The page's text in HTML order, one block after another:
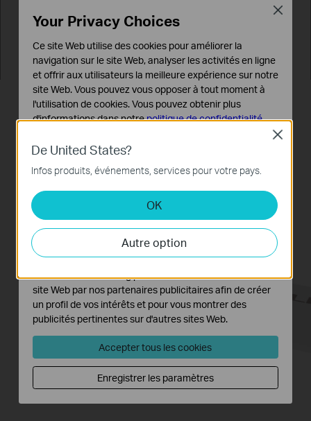
durabilité par rapport aux câbles sans certification
d'Apple MFi.
De United States?
Infos produits, événements, services pour votre pays.
OK
Autre option
Close
Your Privacy Choices
Ce site Web utilise des cookies pour améliorer la
navigation sur le site Web, analyser les activités en ligne
et offrir aux utilisateurs la meilleure expérience sur notre
site Web. Vous pouvez vous opposer à tout moment à
l'utilisation de cookies. Vous pouvez obtenir plus
d'informations dans notrepolitique de confidentialité.
Ces cookies sont nécessaires au fonctionnement du
site Web et ne peuvent pas être désactivés dans vos
Cookies d'analyse et marketing
Les cookies d'analyse nous permettent d'analyser vos
activités sur notre site Web pour améliorer et ajuster les
fonctionnalités de notre site Web.
Les cookies marketing peuvent être définis via notre
site Web par nos partenaires publicitaires afin de créer
un profil de vos intérêts et pour vous montrer des
publicités pertinentes sur d'autres sites Web.
Accepter tous les cookies
Enregistrer les paramètres
Close